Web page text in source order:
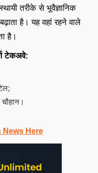
तरीके से भूवैज्ञानिक
है। यह वहां रहने वाले
है।
टेकअवे:
News Here